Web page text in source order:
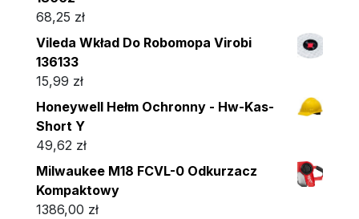
68,25 zł
Vileda Wkład Do Robomopa Virobi
136133
15,99 zł
Honeywell Hełm Ochronny - Hw-Kas-
Short Y
49,62 zł
Milwaukee M18 FCVL-0 Odkurzacz
Kompaktowy
1386,00 zł